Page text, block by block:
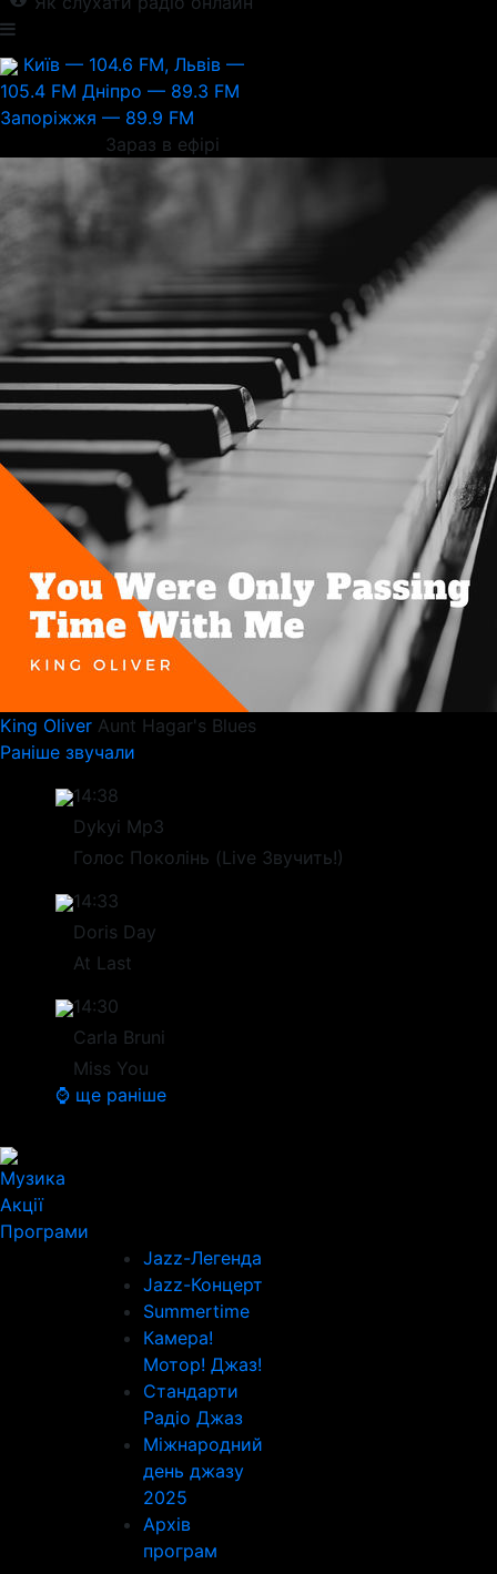
Київ — 104.6 FM, Львів —
105.4 FM Дніпро — 89.3 FM
Запоріжжя — 89.9 FM
Зараз в ефірі
King Oliver Aunt Hagar's Blues
Раніше звучали
14:38
Dykyi Mp3
Голос Поколінь (Live Звучить!)
14:33
Doris Day
At Last
14:30
Carla Bruni
Miss You
⌚ ще раніше
Музика
Акції
Програми
Jazz-Легенда
Jazz-Концерт
Summertime
Камера!
Мотор! Джаз!
Стандарти
Радіо Джаз
Міжнародний
день джазу
2025
Архів
програм